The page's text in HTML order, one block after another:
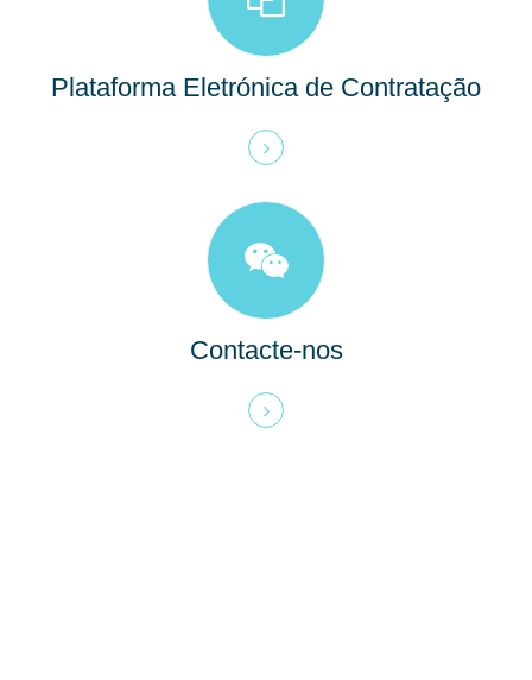
Plataforma Eletrónica de Contratação
Contacte-nos